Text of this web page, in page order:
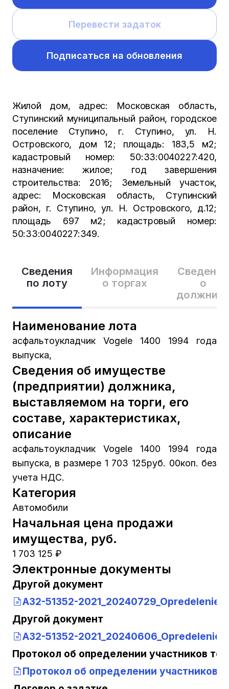
Сведения
по лоту
Информация
о торгах
Сведения
о
Наименование лота
асфальтоукладчик Vogele 1400 1994 года
выпуска,
Сведения об имуществе
(предприятии) должника,
выставляемом на торги, его
составе, характеристиках,
описание
асфальтоукладчик Vogele 1400 1994 года
выпуска, в размере 1 703 125руб. 00коп. без
учета НДС.
Категория
Автомобили
Начальная цена продажи
имущества, руб.
1 703 125 ₽
Электронные документы
Другой документ
A32-51352-2021_20240729_Opredelenie
Другой документ
A32-51352-2021_20240606_Opredelenie
Протокол об определении участников
Протокол об определении участников
Перевести задаток
Подписаться на обновления
Жилой дом, адрес: Московская область,
Ступинский муниципальный район, городское
поселение Ступино, г. Ступино, ул. Н.
Островского, дом 12; площадь: 183,5 м2;
кадастровый номер: 50:33:0040227:420,
назначение: жилое; год завершения
строительства: 2016; Земельный участок,
адрес: Московская область, Ступинский
район, г. Ступино, ул. Н. Островского, д.12;
площадь 697 м2; кадастровый номер:
50:33:0040227:349.